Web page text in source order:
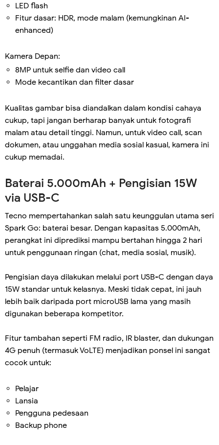
LED flash
Fitur dasar: HDR, mode malam (kemungkinan AI-
enhanced)
Kamera Depan:
8MP untuk selfie dan video call
Mode kecantikan dan filter dasar
Kualitas gambar bisa diandalkan dalam kondisi cahaya
cukup, tapi jangan berharap banyak untuk fotografi
malam atau detail tinggi. Namun, untuk video call, scan
dokumen, atau unggahan media sosial kasual, kamera ini
cukup memadai.
Baterai 5.000mAh + Pengisian 15W
via USB-C
Tecno mempertahankan salah satu keunggulan utama seri
Spark Go: baterai besar. Dengan kapasitas 5.000mAh,
perangkat ini diprediksi mampu bertahan hingga 2 hari
untuk penggunaan ringan (chat, media sosial, musik).
Pengisian daya dilakukan melalui port USB-C dengan daya
15W standar untuk kelasnya. Meski tidak cepat, ini jauh
lebih baik daripada port microUSB lama yang masih
digunakan beberapa kompetitor.
Fitur tambahan seperti FM radio, IR blaster, dan dukungan
4G penuh (termasuk VoLTE) menjadikan ponsel ini sangat
cocok untuk:
Pelajar
Lansia
Pengguna pedesaan
Backup phone